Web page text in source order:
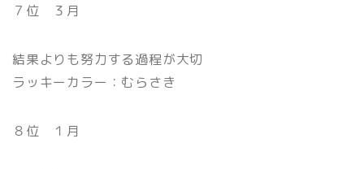
７位 ３月
結果よりも努力する過程が大切
ラッキーカラー：むらさき
８位 １月